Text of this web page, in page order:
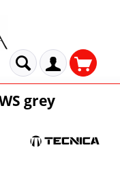
grey